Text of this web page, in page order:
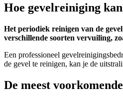
Hoe gevelreiniging
Het periodiek reinigen van de
verschillende soorten vervuiling,
Een professioneel
de gevel te reinigen, kan je de
De meest